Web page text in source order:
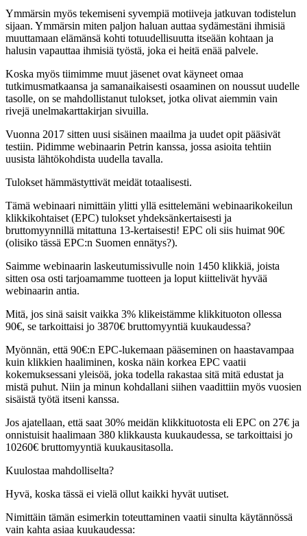
Ymmärsin myös tekemiseni syvempiä motiiveja jatkuvan todistelun
sijaan. Ymmärsin miten paljon haluan auttaa sydämestäni ihmisiä
muuttamaan elämänsä kohti totuudellisuutta itseään kohtaan ja
halusin vapauttaa ihmisiä työstä, joka ei heitä enää palvele.
Koska myös tiimimme muut jäsenet ovat käyneet omaa
tutkimusmatkaansa ja samanaikaisesti osaaminen on noussut uudelle
tasolle, on se mahdollistanut tulokset, jotka olivat aiemmin vain
rivejä unelmakarttakirjan sivuilla.
Vuonna 2017 sitten uusi sisäinen maailma ja uudet opit pääsivät
testiin. Pidimme webinaarin Petrin kanssa, jossa asioita tehtiin
uusista lähtökohdista uudella tavalla.
Tulokset hämmästyttivät meidät totaalisesti.
Tämä webinaari nimittäin ylitti yllä esittelemäni webinaarikokeilun
klikkikohtaiset (EPC) tulokset yhdeksänkertaisesti ja
bruttomyynnillä mitattuna 13-kertaisesti! EPC oli siis huimat 90€
(olisiko tässä EPC:n Suomen ennätys?).
Saimme webinaarin laskeutumissivulle noin 1450 klikkiä, joista
sitten osa osti tarjoamamme tuotteen ja loput kiittelivät hyvää
webinaarin antia.
Mitä, jos sinä saisit vaikka 3% klikeistämme klikkituoton ollessa
90€, se tarkoittaisi jo 3870€ bruttomyyntiä kuukaudessa?
Myönnän, että 90€:n EPC-lukemaan pääseminen on haastavampaa
kuin klikkien haaliminen, koska näin korkea EPC vaatii
kokemuksessani yleisöä, joka todella rakastaa sitä mitä edustat ja
mistä puhut. Niin ja minun kohdallani siihen vaadittiin myös vuosien
sisäistä työtä itseni kanssa.
Jos ajatellaan, että saat 30% meidän klikkituotosta eli EPC on 27€ ja
onnistuisit haalimaan 380 klikkausta kuukaudessa, se tarkoittaisi jo
10260€ bruttomyyntiä kuukausitasolla.
Kuulostaa mahdolliselta?
Hyvä, koska tässä ei vielä ollut kaikki hyvät uutiset.
Nimittäin tämän esimerkin toteuttaminen vaatii sinulta käytännössä
vain kahta asiaa kuukaudessa: